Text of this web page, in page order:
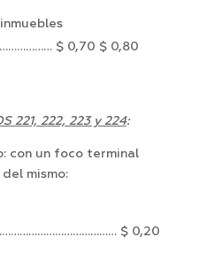
$ 0,70 $ 0,80
221, 222, 223 y 224:
con un foco terminal
mismo:
$ 0,20